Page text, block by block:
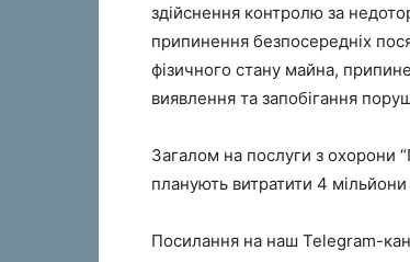
здійснення контролю за
припинення безпосередніх
фізичного стану майна,
виявлення та запобігання
Загалом на послуги з охорони
планують витратити 4
Посилання на наш Telegram-